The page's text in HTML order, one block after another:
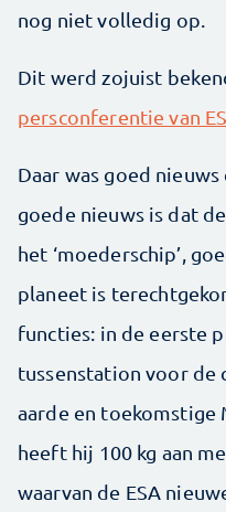
nog niet volledig op.
Dit werd zojuist
persconferentie van
Daar was goed
goede nieuws is dat
het ‘moederschip’,
planeet is
functies: in de eerste
tussenstation voor de
aarde en toekomstige
heeft hij 100 kg aan
waarvan de ESA